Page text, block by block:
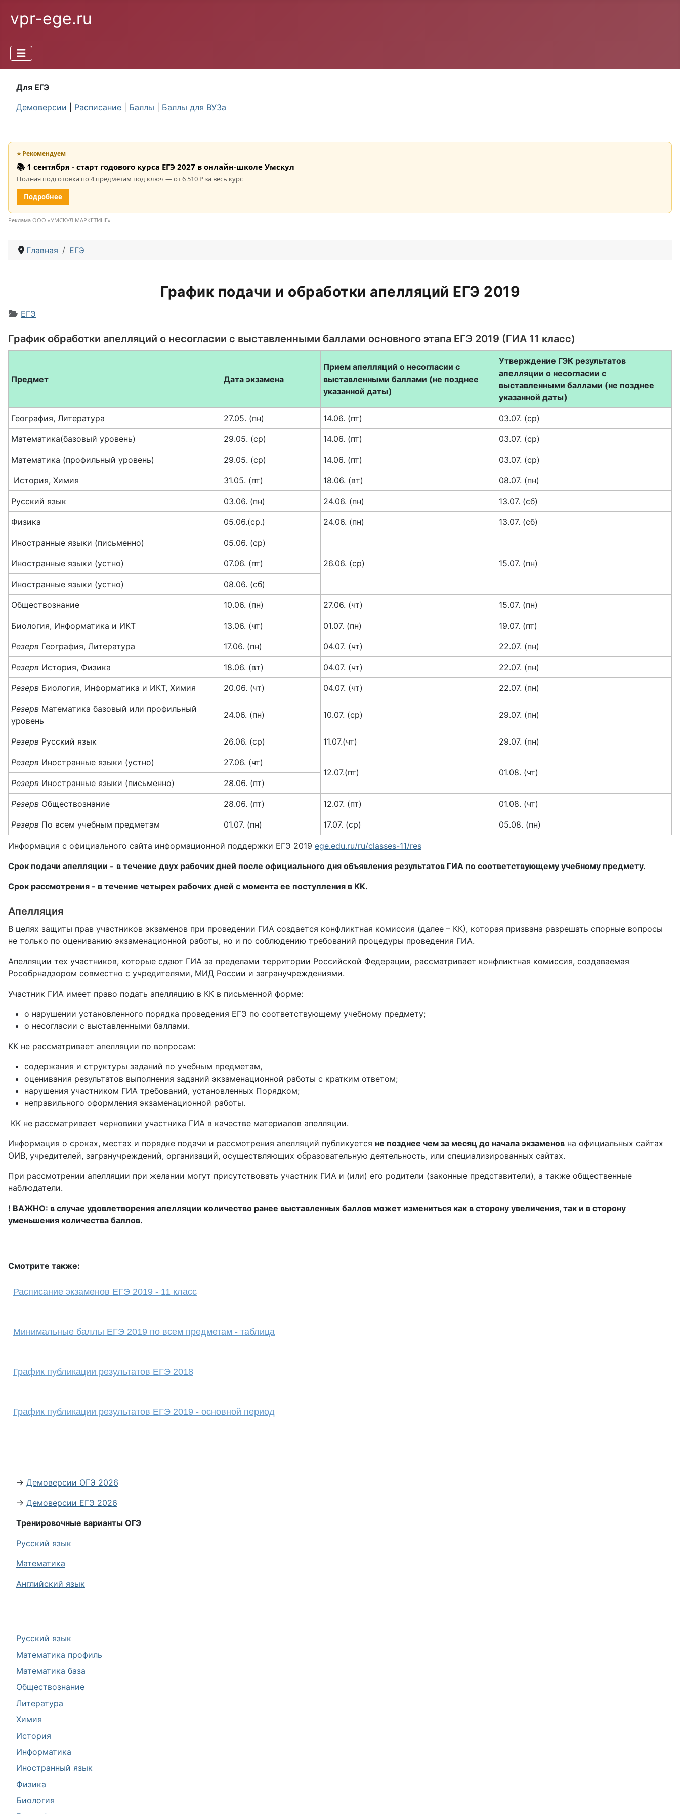
vpr-ege.ru
Для ЕГЭ
Демоверсии
Расписание Баллы Баллы для ВУЗа
Русский язык
Математика профиль
Математика база
Обществознание
Литература
Химия
История
Информатика
Иностранный язык
Физика
Биология
⭐ Рекомендуем
📚 1 сентября - старт годового курса ЕГЭ 2027 в онлайн-школе Умскул
Полная подготовка по 4 предметам под ключ — от 6 510 ₽ за весь курс
Подробнее
Реклама ООО «УМСКУЛ МАРКЕТИНГ»
Главная ЕГЭ
График подачи и обработки апелляций ЕГЭ 2019
Информация о материале
ЕГЭ
График обработки апелляций о несогласии с выставленными баллами основного этапа ЕГЭ 2019 (ГИА 11 класс)
Предмет Дата экзамена
Прием апелляций о несогласии с
выставленными баллами (не позднее
указанной даты)
Утверждение ГЭК результатов
апелляции о несогласии с
выставленными баллами (не позднее
указанной даты)
География, Литература 27.05. (пн) 14.06. (пт) 03.07. (ср)
Математика(базовый уровень) 29.05. (ср) 14.06. (пт) 03.07. (ср)
Математика (профильный уровень) 29.05. (ср) 14.06. (пт) 03.07. (ср)
История, Химия 31.05. (пт) 18.06. (вт) 08.07. (пн)
Русский язык 03.06. (пн) 24.06. (пн) 13.07. (сб)
Физика 05.06.(ср.) 24.06. (пн) 13.07. (сб)
Иностранные языки (письменно) 05.06. (ср)
26.06. (ср) 15.07. (пн)
Иностранные языки (устно) 07.06. (пт)
Иностранные языки (устно) 08.06. (сб)
Обществознание 10.06. (пн) 27.06. (чт) 15.07. (пн)
Биология, Информатика и ИКТ 13.06. (чт) 01.07. (пн) 19.07. (пт)
Резерв География, Литература 17.06. (пн) 04.07. (чт) 22.07. (пн)
Резерв История, Физика 18.06. (вт) 04.07. (чт) 22.07. (пн)
Резерв Биология, Информатика и ИКТ, Химия 20.06. (чт) 04.07. (чт) 22.07. (пн)
Резерв Математика базовый или профильный
уровень
24.06. (пн) 10.07. (ср) 29.07. (пн)
Резерв Русский язык 26.06. (ср) 11.07.(чт) 29.07. (пн)
Резерв Иностранные языки (устно)
27.06. (чт)
12.07.(пт)
01.08. (чт)
Резерв Иностранные языки (письменно) 28.06. (пт)
Резерв Обществознание 28.06. (пт) 12.07. (пт) 01.08. (чт)
Резерв По всем учебным предметам 01.07. (пн) 17.07. (ср) 05.08. (пн)
Информация с официального сайта информационной поддержки ЕГЭ 2019 ege.edu.ru/ru/classes-11/res
Срок подачи апелляции - в течение двух рабочих дней после официального дня объявления результатов ГИА по соответствующему учебному предмету.
Срок рассмотрения - в течение четырех рабочих дней с момента ее поступления в КК.
Апелляция
В целях защиты прав участников экзаменов при проведении ГИА создается конфликтная комиссия (далее – КК), которая призвана разрешать спорные вопросы
не только по оцениванию экзаменационной работы, но и по соблюдению требований процедуры проведения ГИА.
Апелляции тех участников, которые сдают ГИА за пределами территории Российской Федерации, рассматривает конфликтная комиссия, создаваемая
Рособрнадзором совместно с учредителями, МИД России и загранучреждениями.
Участник ГИА имеет право подать апелляцию в КК в письменной форме:
о нарушении установленного порядка проведения ЕГЭ по соответствующему учебному предмету;
о несогласии с выставленными баллами.
КК не рассматривает апелляции по вопросам:
содержания и структуры заданий по учебным предметам,
оценивания результатов выполнения заданий экзаменационной работы с кратким ответом;
нарушения участником ГИА требований, установленных Порядком;
неправильного оформления экзаменационной работы.
КК не рассматривает черновики участника ГИА в качестве материалов апелляции.
Информация о сроках, местах и порядке подачи и рассмотрения апелляций публикуется не позднее чем за месяц до начала экзаменов на официальных сайтах
ОИВ, учредителей, загранучреждений, организаций, осуществляющих образовательную деятельность, или специализированных сайтах.
При рассмотрении апелляции при желании могут присутствовать участник ГИА и (или) его родители (законные представители), а также общественные
наблюдатели.
! ВАЖНО: в случае удовлетворения апелляции количество ранее выставленных баллов может измениться как в сторону увеличения, так и в сторону
уменьшения количества баллов.
Смотрите также:
Расписание экзаменов ЕГЭ 2019 - 11 класс
Минимальные баллы ЕГЭ 2019 по всем предметам - таблица
График публикации результатов ЕГЭ 2018
График публикации результатов ЕГЭ 2019 - основной период
→ Демоверсии ОГЭ 2026
→ Демоверсии ЕГЭ 2026
Тренировочные варианты ОГЭ
Русский язык
Математика
Английский язык